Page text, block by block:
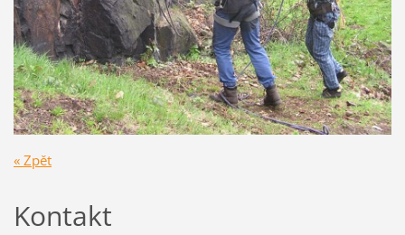
« Zpět
Kontakt